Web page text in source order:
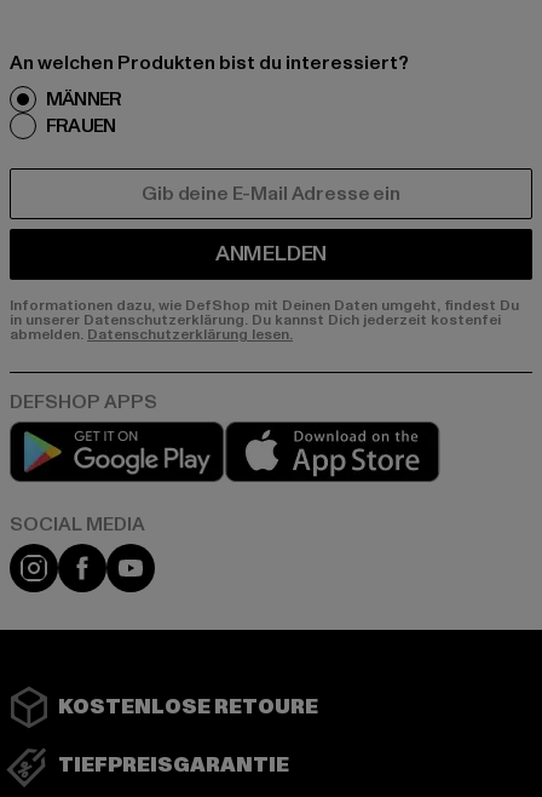
An welchen Produkten bist du interessiert?
MÄNNER
FRAUEN
ANMELDEN
Informationen dazu, wie DefShop mit Deinen Daten umgeht, findest Du
in unserer Datenschutzerklärung. Du kannst Dich jederzeit kostenfei
abmelden. Datenschutzerklärung lesen.
Play market
Instagram
FacebookYouTube
KOSTENLOSE RETOURE
TIEFPREISGARANTIE